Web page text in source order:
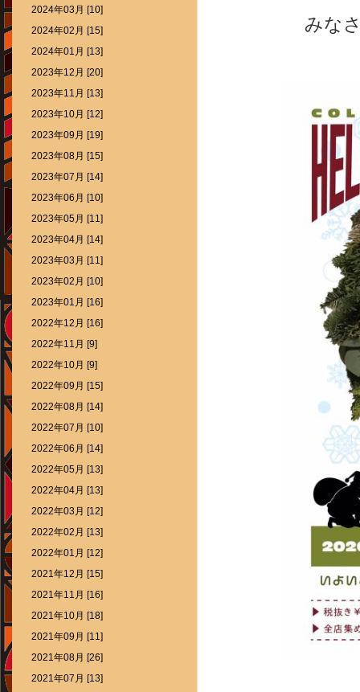
みな
2024年03月 [10]
2024年02月 [15]
2024年01月 [13]
2023年12月 [20]
2023年11月 [13]
2023年10月 [12]
2023年09月 [19]
2023年08月 [15]
2023年07月 [14]
2023年06月 [10]
2023年05月 [11]
2023年04月 [14]
2023年03月 [11]
2023年02月 [10]
2023年01月 [16]
2022年12月 [16]
2022年11月 [9]
2022年10月 [9]
2022年09月 [15]
2022年08月 [14]
2022年07月 [10]
2022年06月 [14]
2022年05月 [13]
2022年04月 [13]
2022年03月 [12]
2022年02月 [13]
2022年01月 [12]
2021年12月 [15]
2021年11月 [16]
2021年10月 [18]
2021年09月 [11]
2021年08月 [26]
2021年07月 [13]